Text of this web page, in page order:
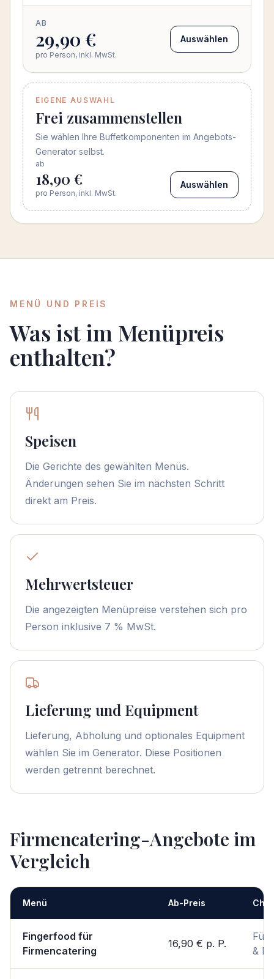
AB
29,90 €
pro Person, inkl. MwSt.
Auswählen
EIGENE AUSWAHL
Frei zusammenstellen
Sie wählen Ihre Buffetkomponenten im Angebots-
Generator selbst.
ab
18,90 €
pro Person, inkl. MwSt.
Auswählen
MENÜ UND PREIS
Was ist im Menüpreis
enthalten?
Speisen
Die Gerichte des gewählten Menüs.
Änderungen sehen Sie im nächsten Schritt
direkt am Preis.
Mehrwertsteuer
Die angezeigten Menüpreise verstehen sich pro
Person inklusive 7 % MwSt.
Lieferung und Equipment
Lieferung, Abholung und optionales Equipment
wählen Sie im Generator. Diese Positionen
werden getrennt berechnet.
Firmencatering-Angebote im
Vergleich
Menü Ab-Preis
Fingerfood für
Firmencatering
16,90 € p. P.
Für
&